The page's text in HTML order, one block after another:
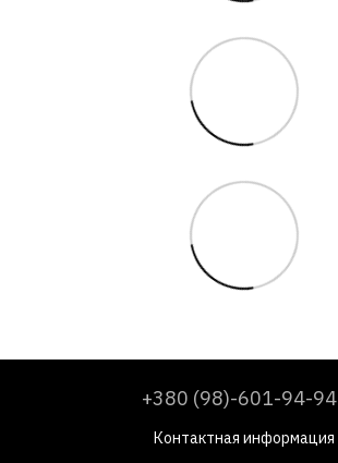
+380 (98)-601-94-94
Контактная информация